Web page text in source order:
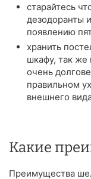
старайтесь
дезодоранты
появлению
хранить
шкафу, так
очень
правильном
внешнего
Какие
Преимущества